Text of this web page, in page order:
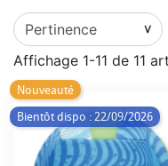
Affichage 1-11 de 11
Nouveauté
Bientôt dispo : 22/09/2026